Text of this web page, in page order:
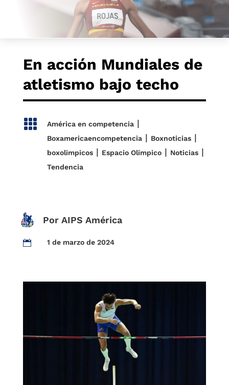
En acción Mundiales de
atletismo bajo techo
 América en competencia|
Boxamericaencompetencia| Boxnoticias|
boxolimpicos| Espacio Olimpico| Noticias|
Tendencia
Por AIPS América
 1 de marzo de 2024